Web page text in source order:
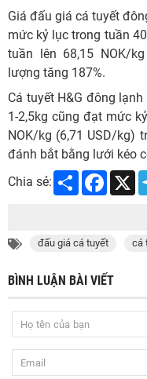
Giá đấu giá cá tuyết
mức kỷ lục trong tuần
tuần lên 68,15 NOK/
lượng tăng 187%.
Cá tuyết H&G đông
1-2,5kg cũng đạt mức
NOK/kg (6,71 USD/kg)
đánh bắt bằng lưới kéo
Chia sẻ:
Share X
đấu giá cá tuyết cá
BÌNH LUẬN BÀI VIẾT